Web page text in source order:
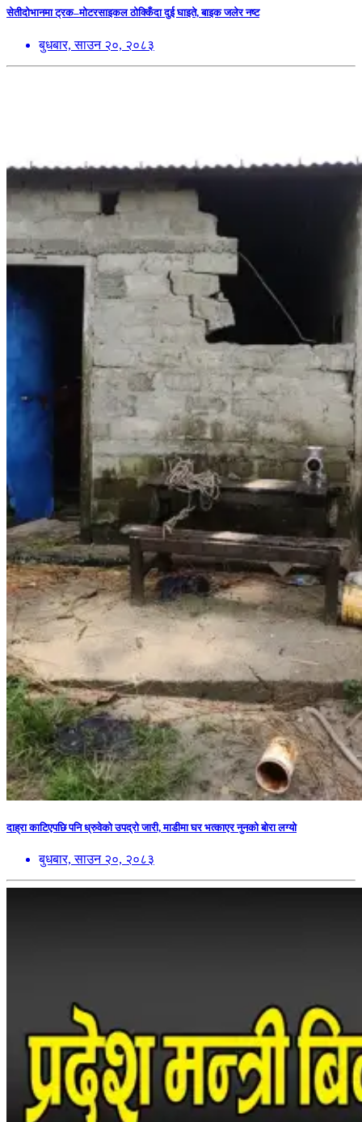
सेतीदोभानमा ट्रक–मोटरसाइकल ठोक्किँदा दुई घाइते, बाइक जलेर नष्ट
बुधबार, साउन २०, २०८३
दाह्रा काटिएपछि पनि ध्रुवेको उपद्रो जारी, माडीमा घर भत्काएर नुनको बोरा लग्यो
बुधबार, साउन २०, २०८३